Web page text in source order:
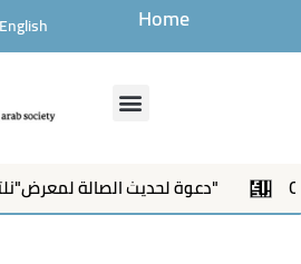
English Home
Menu
دعوة لحديث الصالة لمعرض"نلتقي عبر الاشكال"